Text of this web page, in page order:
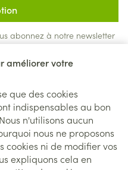
améliorer votre
que des cookies
indispensables au bon
n'utilisons aucun
nous ne proposons
cookies ni de modifier vos
expliquons cela en
abonnez à notre newsletter
.